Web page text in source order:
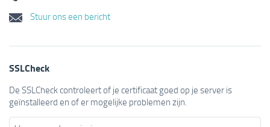
Stuur ons een bericht
SSLCheck
De SSLCheck controleert of je certificaat goed op je server is
geïnstalleerd en of er mogelijke problemen zijn.